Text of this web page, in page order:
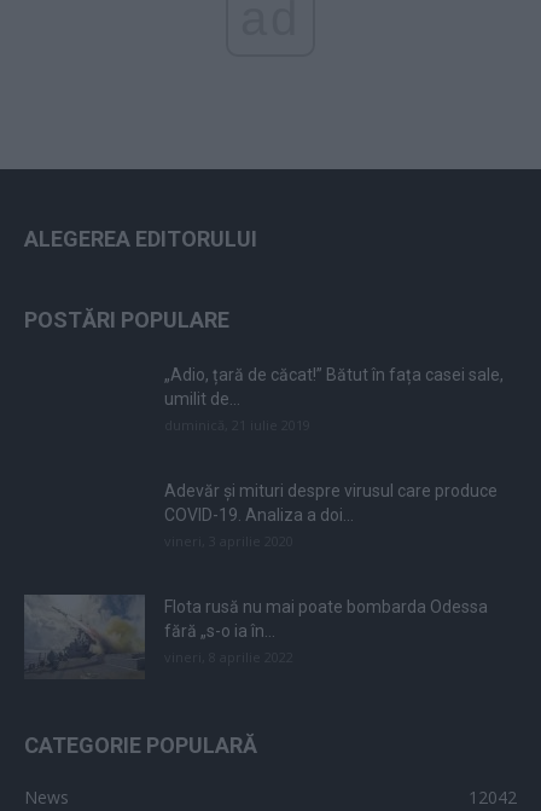
ALEGEREA EDITORULUI
POSTĂRI POPULARE
„Adio, țară de căcat!” Bătut în fața casei sale,
umilit de...
Adevăr și mituri despre virusul care produce
COVID-19. Analiza a doi...
Flota rusă nu mai poate bombarda Odessa
fără „s-o ia în...
CATEGORIE POPULARĂ
News
12042